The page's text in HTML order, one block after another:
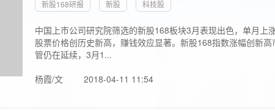
新股168研报 新股 科技股
中国上市公司研究院筛选的新股168板块3月表现出色，单月
股票价格创历史新高，赚钱效应显著。新股168指数涨幅创新
管仍在延续，3月1...
杨霞/文
2018-04-11 11:54